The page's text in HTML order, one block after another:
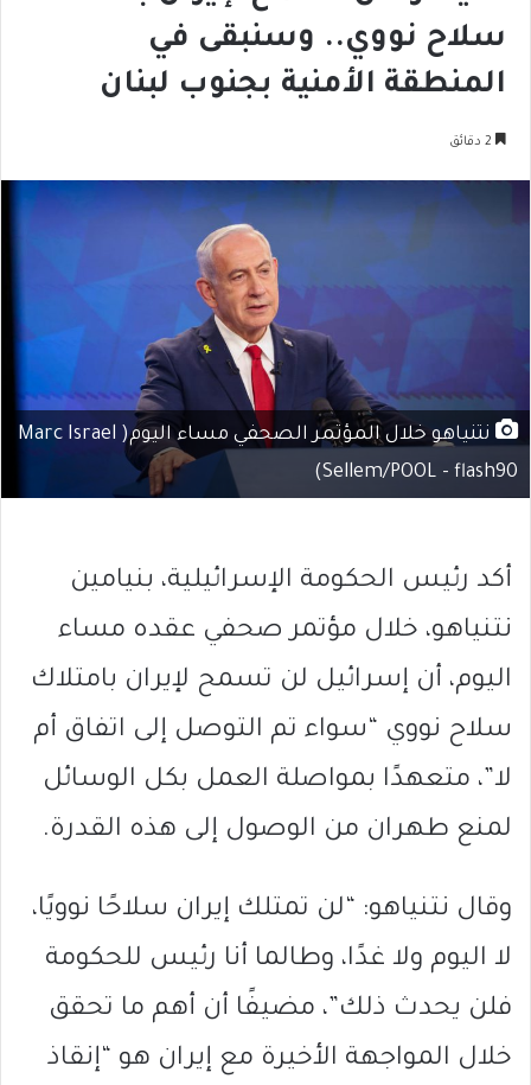
سلاح نووي.. وسنبقى في
المنطقة الأمنية بجنوب لبنان
نتنياهو خلال المؤتمر الصحفي مساء اليوم( Marc Israel
Sellem/POOL - flash90)
أكد رئيس الحكومة الإسرائيلية، بنيامين
نتنياهو، خلال مؤتمر صحفي عقده مساء
اليوم، أن إسرائيل لن تسمح لإيران بامتلاك
سلاح نووي “سواء تم التوصل إلى اتفاق أم
لا”، متعهدًا بمواصلة العمل بكل الوسائل
لمنع طهران من الوصول إلى هذه القدرة.
وقال نتنياهو: “لن تمتلك إيران سلاحًا نوويًا،
لا اليوم ولا غدًا، وطالما أنا رئيس للحكومة
فلن يحدث ذلك”، مضيفًا أن أهم ما تحقق
خلال المواجهة الأخيرة مع إيران هو “إنقاذ